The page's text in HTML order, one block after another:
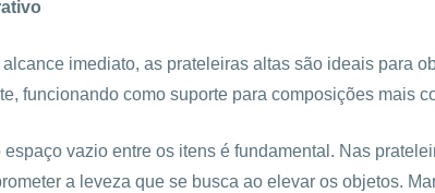
alcance imediato, as prateleiras altas são ideais para
funcionando como suporte para composições mais
espaço vazio entre os itens é fundamental. Nas
a leveza que se busca ao elevar os objetos.